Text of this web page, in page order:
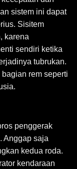
sistem ini dapat
Sisitem
karena
sendiri ketika
tubrukan.
rem seperti
penggerak
Anggap saja
kedua roda.
kendaraan